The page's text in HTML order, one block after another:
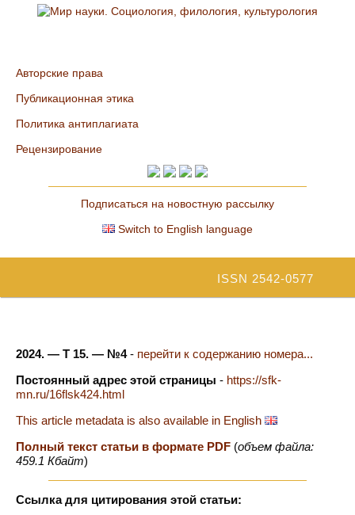
Авторские права
Публикационная этика
Политика антиплагиата
Рецензирование
Подписаться на новостную рассылку
Switch to English language
ISSN 2542-0577
2024. — Т 15. — №4- перейти к содержанию номера...
Постоянный адрес этой страницы - https://sfk-
mn.ru/16flsk424.html
This article metadata is also available in English
Полный текст статьи в формате PDF (объем файла:
459.1 Кбайт)
Ссылка для цитирования этой статьи: